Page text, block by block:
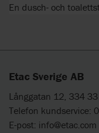
En dusch- och
Etac Sverige AB
Långgatan 12, 334
Telefon kundservice:
E-post: info@etac.com